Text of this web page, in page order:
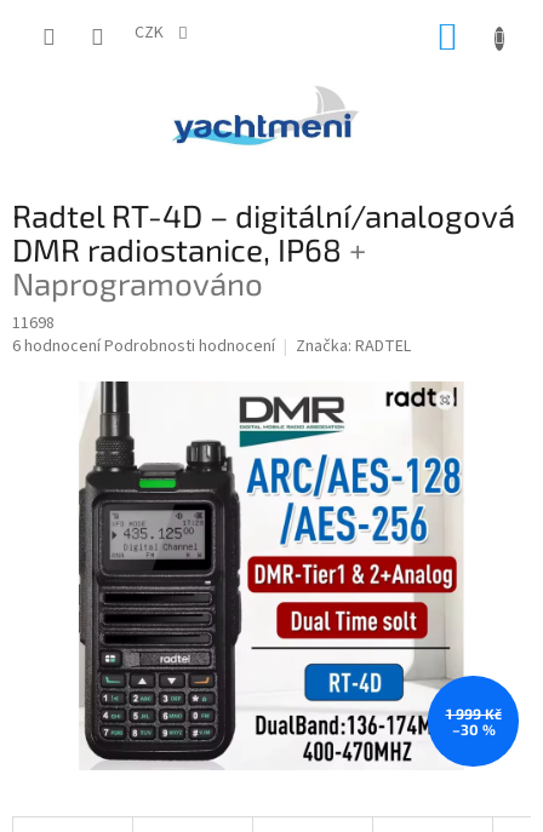
CZK
Radtel RT-4D – digitální/analogová
DMR radiostanice, IP68 +
Naprogramováno
11698
Průměrné
hvězdiček.
6 hodnoceníPodrobnosti hodnocení Značka: RADTEL
1 999 Kč
–30 %